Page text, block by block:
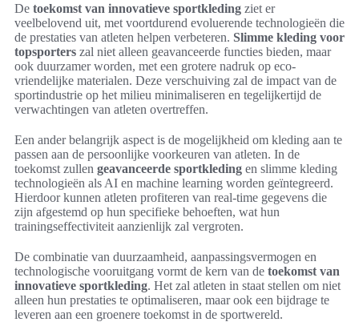
De toekomst van innovatieve sportkleding ziet er
veelbelovend uit, met voortdurend evoluerende technologieën die
de prestaties van atleten helpen verbeteren. Slimme kleding voor
topsporters zal niet alleen geavanceerde functies bieden, maar
ook duurzamer worden, met een grotere nadruk op eco-
vriendelijke materialen. Deze verschuiving zal de impact van de
sportindustrie op het milieu minimaliseren en tegelijkertijd de
verwachtingen van atleten overtreffen.
Een ander belangrijk aspect is de mogelijkheid om kleding aan te
passen aan de persoonlijke voorkeuren van atleten. In de
toekomst zullen geavanceerde sportkleding en slimme kleding
technologieën als AI en machine learning worden geïntegreerd.
Hierdoor kunnen atleten profiteren van real-time gegevens die
zijn afgestemd op hun specifieke behoeften, wat hun
trainingseffectiviteit aanzienlijk zal vergroten.
De combinatie van duurzaamheid, aanpassingsvermogen en
technologische vooruitgang vormt de kern van de toekomst van
innovatieve sportkleding. Het zal atleten in staat stellen om niet
alleen hun prestaties te optimaliseren, maar ook een bijdrage te
leveren aan een groenere toekomst in de sportwereld.